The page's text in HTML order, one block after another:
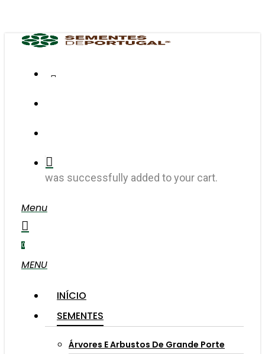
content
was successfully added to your cart.
Menu
search
account
0
MENU
INÍCIO
SEMENTES
Árvores E Arbustos De Grande Porte